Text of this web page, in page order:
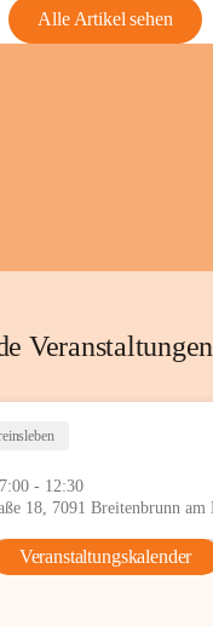
Alle Artikel sehen
Veranstaltungen
- 12:30
Veranstaltungskalender